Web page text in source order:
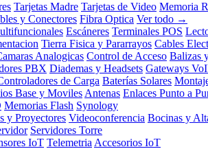
Tarjetas Madre Tarjetas de Video Memoria
y Conectores Fibra Optica Ver todo →
Escáneres Terminales POS
Tierra Fisica y Pararrayos Cables
Analogicas Control de Acceso Balizas
PBX Diademas y Headsets Gateways
de Carga Baterías Solares
Base y Moviles Antenas Enlaces Punto a
Memorias Flash Synology
y Proyectores Videoconferencia Bocinas y
Servidores Torre
IoT Telemetria Accesorios IoT